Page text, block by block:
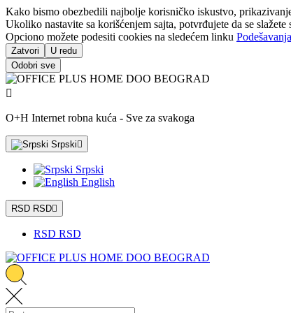
Kako bismo obezbedili najbolje korisničko iskustvo,
Ukoliko nastavite sa korišćenjem sajta, potvrđujete da se slažete
Opciono možete podesiti cookies na sledećem linku Podešavanja
Zatvori
U redu
Odobri sve

O+H Internet robna kuća - Sve za svakoga
Srpski 
Srpski
English
RSD RSD
RSD RSD